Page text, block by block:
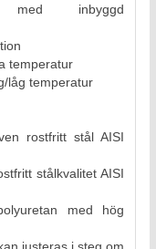
med inbyggd
temperatur
låg temperatur
rostfritt stål AISI
stålkvalitet AISI
med hög
justeras i steg om